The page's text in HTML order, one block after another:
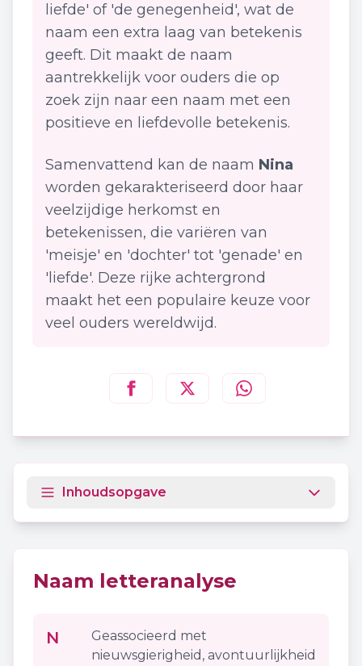
liefde' of 'de genegenheid', wat de
naam een extra laag van betekenis
geeft. Dit maakt de naam
aantrekkelijk voor ouders die op
zoek zijn naar een naam met een
positieve en liefdevolle betekenis.
Samenvattend kan de naam Nina
worden gekarakteriseerd door haar
veelzijdige herkomst en
betekenissen, die variëren van
'meisje' en 'dochter' tot 'genade' en
'liefde'. Deze rijke achtergrond
maakt het een populaire keuze voor
veel ouders wereldwijd.
Deel deze pagina op
Deel deze pagina op
Deel deze pagina
Inhoudsopgave
Naam letteranalyse
N
Geassocieerd met
nieuwsgierigheid, avontuurlijkheid